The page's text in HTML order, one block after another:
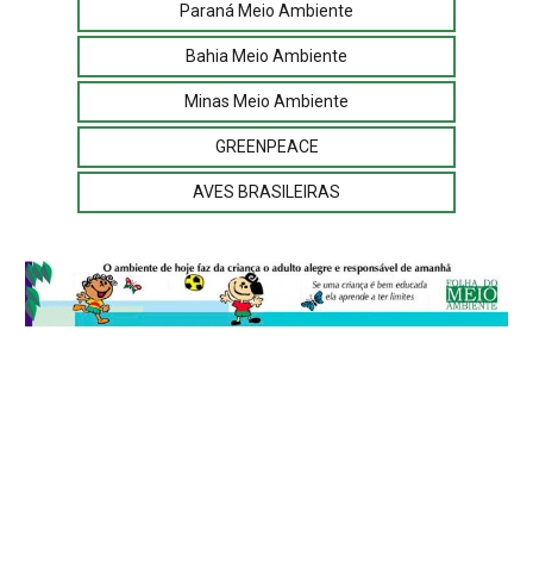
Paraná Meio Ambiente
Bahia Meio Ambiente
Minas Meio Ambiente
GREENPEACE
AVES BRASILEIRAS